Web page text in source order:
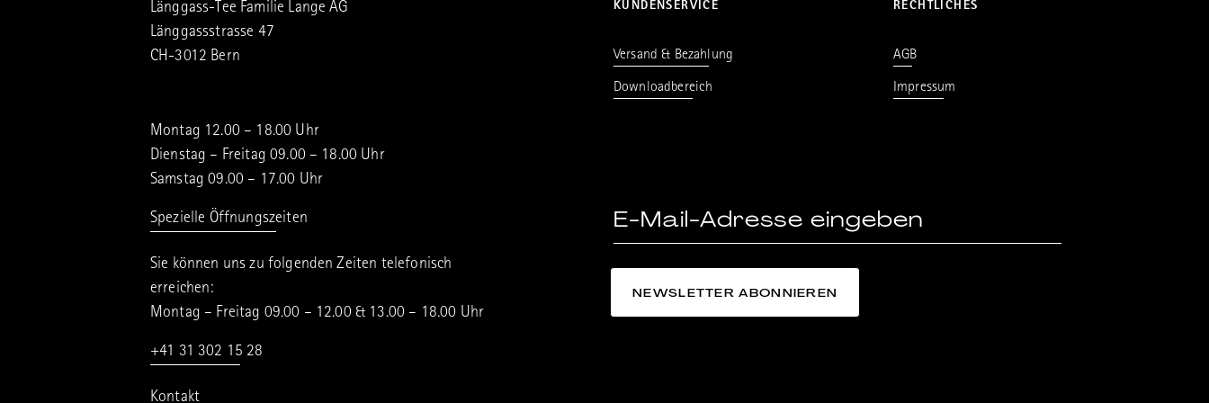
Länggass-Tee Familie Lange AG
Länggassstrasse 47
CH-3012 Bern
Montag 12.00 – 18.00 Uhr
Dienstag – Freitag 09.00 – 18.00 Uhr
Samstag 09.00 – 17.00 Uhr
Spezielle Öffnungszeiten
Sie können uns zu folgenden Zeiten telefonisch
erreichen:
Montag – Freitag 09.00 – 12.00 & 13.00 – 18.00 Uhr
+41 31 302 15 28
Kontakt
KUNDENSERVICE
Versand & Bezahlung
Downloadbereich
RECHTLICHES
AGB
Impressum